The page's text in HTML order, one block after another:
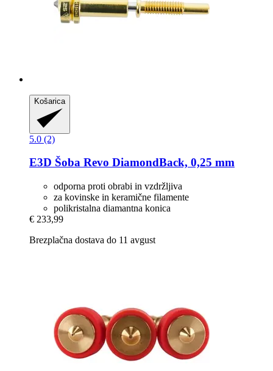
Košarica
5.0 (2)
E3D Šoba Revo DiamondBack, 0,25 mm
odporna proti obrabi in vzdržljiva
za kovinske in keramične filamente
polikristalna diamantna konica
€ 233,99
Brezplačna dostava do 11 avgust